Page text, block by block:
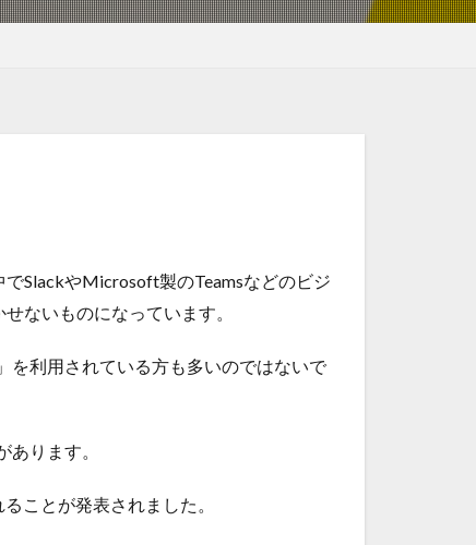
SlackやMicrosoft製のTeamsなどのビジ
ないものになっています。
を利用されている方も多いのではないで
ります。
ことが発表されました。